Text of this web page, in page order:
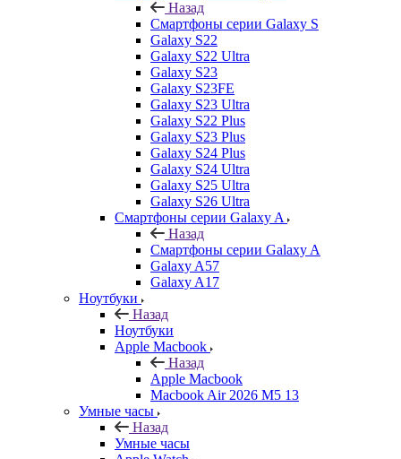
Назад
Смартфоны серии Galaxy S
Galaxy S22
Galaxy S22 Ultra
Galaxy S23
Galaxy S23FE
Galaxy S23 Ultra
Galaxy S22 Plus
Galaxy S23 Plus
Galaxy S24 Plus
Galaxy S24 Ultra
Galaxy S25 Ultra
Galaxy S26 Ultra
Смартфоны серии Galaxy A
Назад
Смартфоны серии Galaxy A
Galaxy A57
Galaxy A17
Ноутбуки
Назад
Ноутбуки
Apple Macbook
Назад
Apple Macbook
Macbook Air 2026 M5 13
Умные часы
Назад
Умные часы